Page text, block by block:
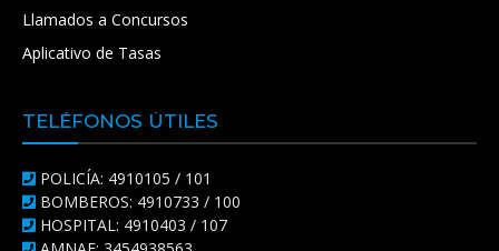
Llamados a Concursos
Aplicativo de Tasas
TELÉFONOS ÚTILES
POLICÍA: 4910105 / 101
BOMBEROS: 4910733 / 100
HOSPITAL: 4910403 / 107